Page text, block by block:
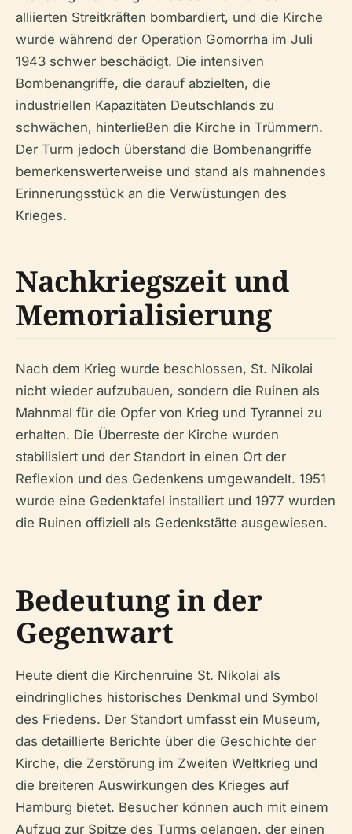
alliierten Streitkräften bombardiert, und die Kirche
wurde während der Operation Gomorrha im Juli
1943 schwer beschädigt. Die intensiven
Bombenangriffe, die darauf abzielten, die
industriellen Kapazitäten Deutschlands zu
schwächen, hinterließen die Kirche in Trümmern.
Der Turm jedoch überstand die Bombenangriffe
bemerkenswerterweise und stand als mahnendes
Erinnerungsstück an die Verwüstungen des
Krieges.
Nachkriegszeit und
Memorialisierung
Nach dem Krieg wurde beschlossen, St. Nikolai
nicht wieder aufzubauen, sondern die Ruinen als
Mahnmal für die Opfer von Krieg und Tyrannei zu
erhalten. Die Überreste der Kirche wurden
stabilisiert und der Standort in einen Ort der
Reflexion und des Gedenkens umgewandelt. 1951
wurde eine Gedenktafel installiert und 1977 wurden
die Ruinen offiziell als Gedenkstätte ausgewiesen.
Bedeutung in der
Gegenwart
Heute dient die Kirchenruine St. Nikolai als
eindringliches historisches Denkmal und Symbol
des Friedens. Der Standort umfasst ein Museum,
das detaillierte Berichte über die Geschichte der
Kirche, die Zerstörung im Zweiten Weltkrieg und
die breiteren Auswirkungen des Krieges auf
Hamburg bietet. Besucher können auch mit einem
Aufzug zur Spitze des Turms gelangen, der einen